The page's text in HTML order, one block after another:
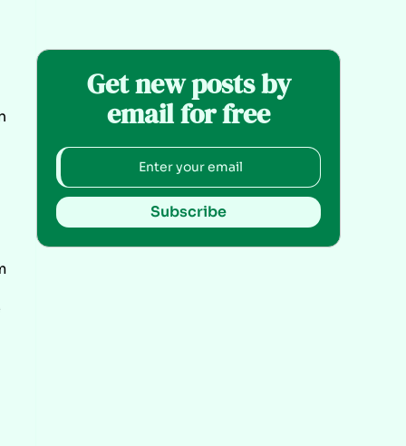
Get new posts by
email for free
Subscribe